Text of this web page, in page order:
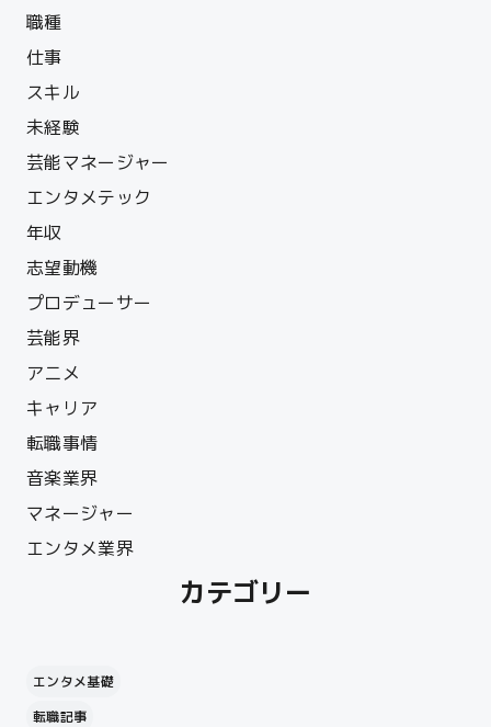
職種
仕事
スキル
未経験
芸能マネージャー
エンタメテック
年収
志望動機
プロデューサー
芸能界
アニメ
キャリア
転職事情
音楽業界
マネージャー
エンタメ業界
カテゴリー
エンタメ基礎
転職記事